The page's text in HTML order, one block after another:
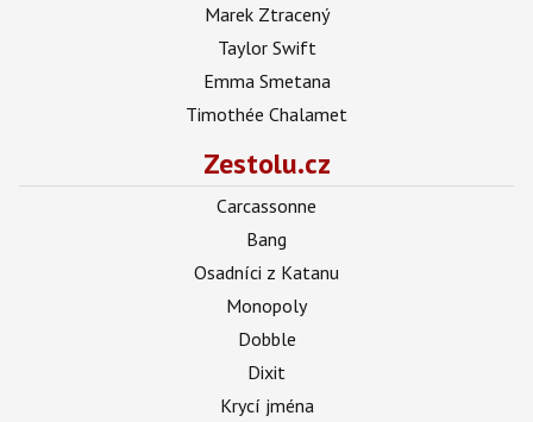
Marek Ztracený
Taylor Swift
Emma Smetana
Timothée Chalamet
Zestolu.cz
Carcassonne
Bang
Osadníci z Katanu
Monopoly
Dobble
Dixit
Krycí jména